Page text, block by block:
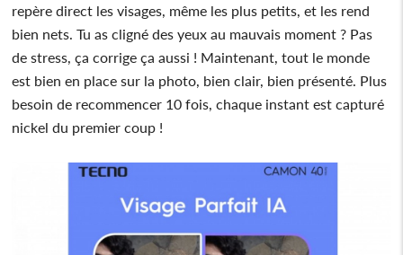
repère direct les visages, même les plus petits, et les rend
bien nets. Tu as cligné des yeux au mauvais moment ? Pas
de stress, ça corrige ça aussi ! Maintenant, tout le monde
est bien en place sur la photo, bien clair, bien présenté. Plus
besoin de recommencer 10 fois, chaque instant est capturé
nickel du premier coup !